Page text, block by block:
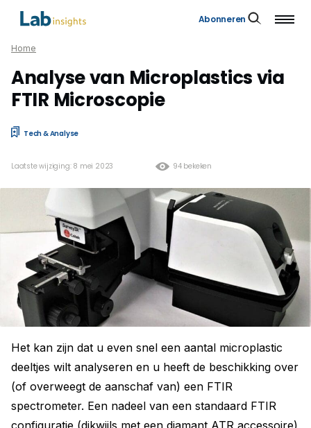
Abonneren
Home
Analyse van Microplastics via
FTIR Microscopie
Tech & Analyse
94 bekeken
Laatste wijziging: 8 mei 2023
Het kan zijn dat u even snel een aantal microplastic
deeltjes wilt analyseren en u heeft de beschikking over
(of overweegt de aanschaf van) een FTIR
spectrometer. Een nadeel van een standaard FTIR
configuratie (dikwijls met een diamant ATR accessoire)